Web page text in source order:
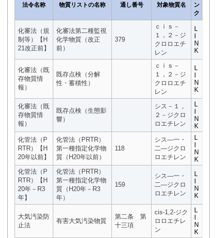
法令名称 物質リストの名称 通し番号 対象物質名
ン
ク
化審法（規
制等）【H
21改正前】
化審法第二種監視
化学物質（改正
前）
379
ｃｉｓ－
１，２－ジ
クロロエチ
レン
L
I
N
K
化審法（既
存物質情
報）
既存点検（分解
性・蓄積性）
ｃｉｓ－
１，２－ジ
クロロエチ
レン
L
I
N
K
化審法（既
存物質情
報）
既存点検（生態影
響）
シス－１，
２－ジクロ
ロエチレン
L
I
N
K
化管法（P
RTR）【H
20年以前】
化管法（PRTR）
第一種指定化学物
質（H20年以前）
118
シス―一・
二―ジクロ
ロエチレン
L
I
N
K
化管法（P
RTR）【H
20年－R3
年】
化管法（PRTR）
第一種指定化学物
質（H20年－R3
年）
159
シス―一・
二―ジクロ
ロエチレン
L
I
N
K
大気汚染防
止法
有害大気汚染物質
第二条 第
十三項
cis-1,2-ジク
ロロエチレ
ン
L
I
N
K